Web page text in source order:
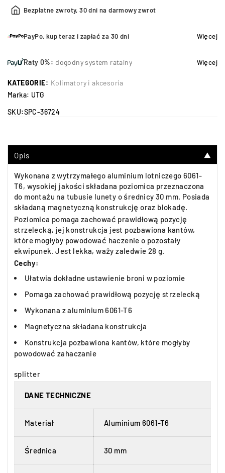
Bezpłatne zwroty, 30 dni na darmowy zwrot
PayPo, kup teraz i zapłać za 30 dni Więcej
Raty 0%: dogodny system ratalny Więcej
KATEGORIE: Kolimatory i akcesoria
Marka: UTG
SKU:SPC-36724
Opis ▼
Wykonana z wytrzymałego aluminium lotniczego 6061-
T6, wysokiej jakości składana poziomica przeznaczona
do montażu na tubusie lunety o średnicy 30 mm. Posiada
składaną magnetyczną konstrukcję oraz blokadę.
Poziomica pomaga zachować prawidłową pozycję
strzelecką, jej konstrukcja jest pozbawiona kantów,
które mogłyby powodować haczenie o pozostały
ekwipunek. Jest lekka, waży zaledwie 28 g.
Cechy:
Ułatwia dokładne ustawienie broni w poziomie
Pomaga zachować prawidłową pozycję strzelecką
Wykonana z aluminium 6061-T6
Magnetyczna składana konstrukcja
Konstrukcja pozbawiona kantów, które mogłyby
powodować zahaczanie
splitter
DANE TECHNICZNE
Materiał Aluminium 6061-T6
Średnica 30 mm